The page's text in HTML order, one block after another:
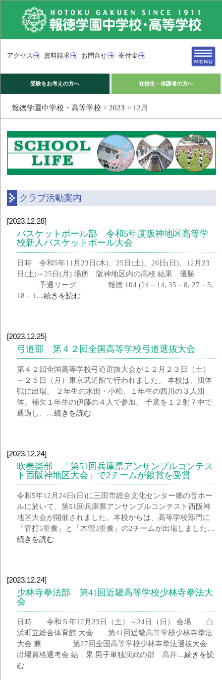
アクセス 資料請求 お問合せ 寄付金
受験をお考えの方へ 在校生・保護者の方へ
報徳学園中学校・高等学校 > 2023 > 12月
クラブ活動案内
[2023.12.28]
バスケットボール部 令和5年度阪神地区高等学
校新人バスケットボール大会
日時 令和5年11月23日(木)、25日(土)、26日(日)、12月23
日(土)～25日(月) 場所 阪神地区内の高校 結果 優勝
予選リーグ 報徳 104 (24－14, 35－8, 27－5,
18－1…続きを読む
[2023.12.25]
弓道部 第４２回全国高等学校弓道選抜大会
第４２回全国高等学校弓道選抜大会が１２月２３日（土）
～２５日（月）東京武道館で行われました。 本校は、団体
戦に出場。 ２年生の水田・小松、１年生の西川の３人団
体。補欠１年生の伊藤の４人で参加。 予選を１２射７中で
通過し、…続きを読む
[2023.12.24]
吹奏楽部 「第51回兵庫県アンサンブルコンテス
ト西阪神地区大会」で2チームが銀賞を受賞
令和5年12月24日(日)に三田市総合文化センター郷の音ホー
ルに於いて、第51回兵庫県アンサンブルコンテスト西阪神
地区大会が開催されました。本校からは、高等学校部門に
「管打5重奏」と「木管3重奏」の2チームが出場しました…
続きを読む
[2023.12.24]
少林寺拳法部 第41回近畿高等学校少林寺拳法大
会
日時 令和５年12月23日（土）～24日（日） 会場 白
浜町立総合体育館 大会 第41回近畿高等学校少林寺拳法
大会 兼 第27回全国高等学校少林寺拳法選抜大会
出場資格選考会 結 果 男子単独演武の部 髙井…続きを読
む